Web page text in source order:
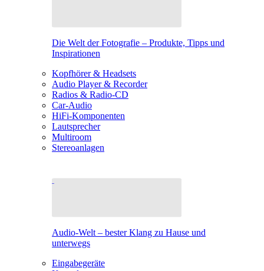
Die Welt der Fotografie – Produkte, Tipps und
Inspirationen
Kopfhörer & Headsets
Audio Player & Recorder
Radios & Radio-CD
Car-Audio
HiFi-Komponenten
Lautsprecher
Multiroom
Stereoanlagen
Audio-Welt – bester Klang zu Hause und
unterwegs
Eingabegeräte